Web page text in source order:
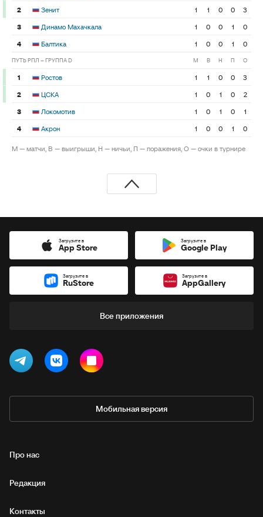
2
Зенит 1 1 0 0
3
3
Динамо Махачкала 1 0 0 1
0
4
Балтика 1 0 0 1 0
ПУТЬ РПЛ – ГРУППА D М В Н П О
1 Ростов 1 1 0 0
3
2
ЦСКА 1 0 1 0
2
3
Локомотив 1 0 1 0
1
4
Акрон 1 0 0 1 0
М — матчи, В — выигрыши, Н — ничьи, П — поражения, О — очки в турнире
Загрузите в
App Store
Загрузите в
Google Play
Загрузите в
RuStore
Загрузите в
AppGallery
Все приложения
Мобильная версия
Про нас
Редакция
Контакты